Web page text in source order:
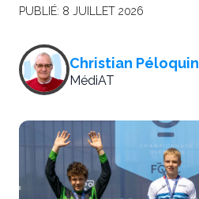
PUBLIÉ: 8 JUILLET 2026
Christian Péloquin
MédiAT